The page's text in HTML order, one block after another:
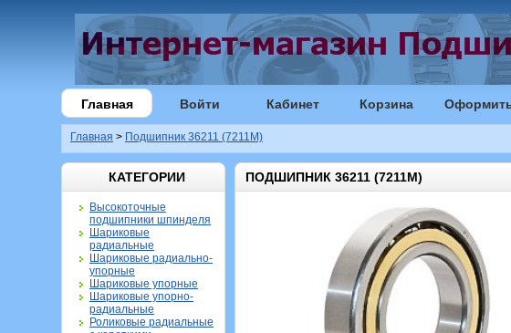
Главная Войти Кабинет Корзина
Главная > Подшипник 36211 (7211M)
КАТЕГОРИИ
Высокоточные
подшипники шпинделя
Шариковые
радиальные
Шариковые радиально-
упорные
Шариковые упорные
Шариковые упорно-
радиальные
Роликовые радиальные
ПОДШИПНИК 36211 (7211M)